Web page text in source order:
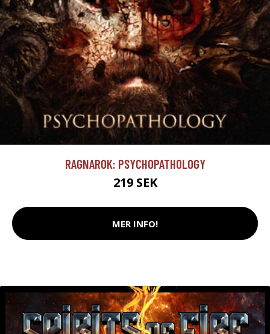
RAGNAROK: PSYCHOPATHOLOGY
219 SEK
MER INFO!